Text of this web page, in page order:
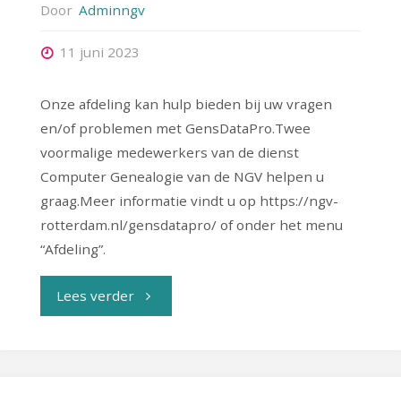
Door Adminngv
11 juni 2023
Onze afdeling kan hulp bieden bij uw vragen
en/of problemen met GensDataPro.Twee
voormalige medewerkers van de dienst
Computer Genealogie van de NGV helpen u
graag.Meer informatie vindt u op https://ngv-
rotterdam.nl/gensdatapro/ of onder het menu
“Afdeling”.
Lees verder"Hulp